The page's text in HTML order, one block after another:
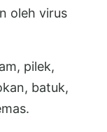
oleh virus
pilek,
batuk,